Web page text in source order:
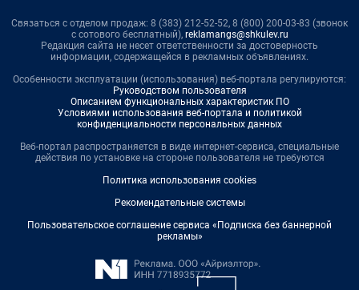
Связаться с отделом продаж: 8 (383) 212-52-52, 8 (800) 200-03-83 (звонок
с сотового бесплатный), reklamangs@shkulev.ru
Редакция сайта не несет ответственности за достоверность
информации, содержащейся в рекламных объявлениях.
Особенности эксплуатации (использования) веб-портала регулируются:
Руководством пользователя
Описанием функциональных характеристик ПО
Условиями использования веб-портала и политикой
конфиденциальности персональных данных
Веб-портал распространяется в виде интернет-сервиса, специальные
действия по установке на стороне пользователя не требуются
Политика использования cookies
Рекомендательные системы
Пользовательское соглашение сервиса «Подписка без баннерной
рекламы»